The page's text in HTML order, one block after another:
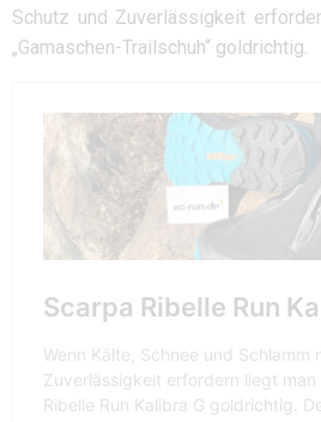
Schutz und Zuverlässigkeit
„Gamaschen-Trailschuh“ goldrichtig.